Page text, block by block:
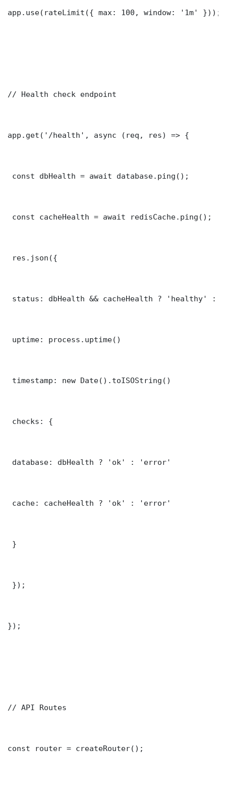
app.use(rateLimit({ max: 100, window: '1m' }));
// Health check endpoint
app.get('/health', async (req, res) => {
const dbHealth = await database.ping();
const cacheHealth = await redisCache.ping();
res.json({
status: dbHealth && cacheHealth ? 'healthy' :
uptime: process.uptime()
timestamp: new Date().toISOString()
checks: {
database: dbHealth ? 'ok' : 'error'
cache: cacheHealth ? 'ok' : 'error'
}
});
});
// API Routes
const router = createRouter();